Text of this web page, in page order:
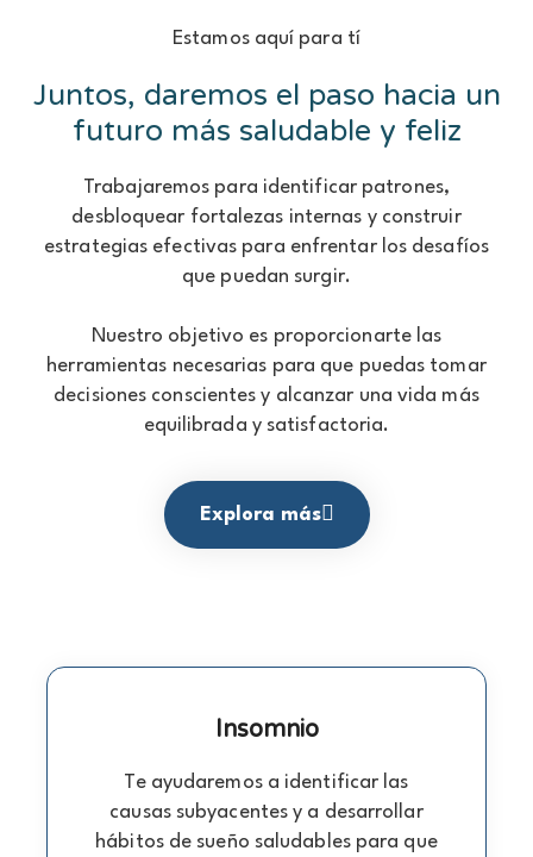
Insomnio
Te ayudaremos a identificar las
causas subyacentes y a desarrollar
hábitos de sueño saludables para que
Estamos aquí para tí
Juntos, daremos el paso hacia un
futuro más saludable y feliz
Trabajaremos para identificar patrones,
desbloquear fortalezas internas y construir
estrategias efectivas para enfrentar los desafíos
que puedan surgir.
Nuestro objetivo es proporcionarte las
herramientas necesarias para que puedas tomar
decisiones conscientes y alcanzar una vida más
equilibrada y satisfactoria.
Explora más